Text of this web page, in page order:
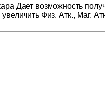
Дает возможность
Физ. Атк., Маг.